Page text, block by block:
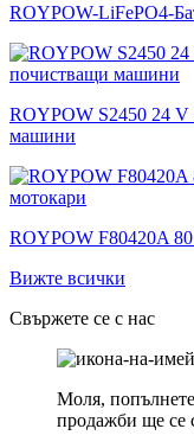
ROYPOW-LiFePO4-
ROYPOW S2450 24 V
машини
ROYPOW F80420A
Вижте всички
Свържете се с нас
Моля,
продажби ще се